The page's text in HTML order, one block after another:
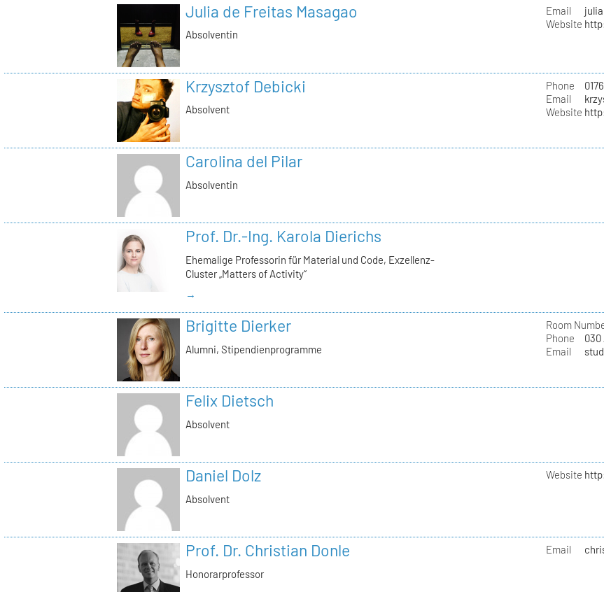
Julia de Freitas Masagao
Absolventin
Email
Website
Krzysztof Debicki
Absolvent
Phone
Email
Website
Carolina del Pilar
Absolventin
Prof. Dr.-Ing. Karola Dierichs
Ehemalige Professorin für Material und Code, Exzellenz-
Cluster „Matters of Activity“
→
Brigitte Dierker
Alumni, Stipendienprogramme
Room
Phone
030
Email
Felix Dietsch
Absolvent
Daniel Dolz
Absolvent
Website
Prof. Dr. Christian Donle
Honorarprofessor
Email